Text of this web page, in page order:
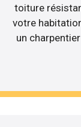
toiture
votre
un